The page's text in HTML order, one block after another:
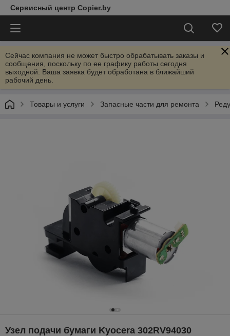
Сервисный центр Copier.by
Сейчас компания не может быстро обрабатывать заказы и
сообщения, поскольку по ее графику работы сегодня
выходной. Ваша заявка будет обработана в ближайший
рабочий день.
Товары и услуги Запасные части для ремонта
Узел подачи бумаги Kyocera 302RV94030